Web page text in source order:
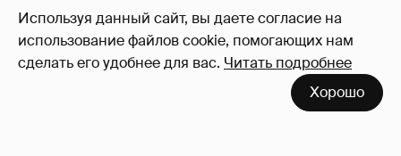
Используя данный сайт, вы даете согласие на
использование файлов cookie, помогающих нам
сделать его удобнее для вас. Читать подробнее
Хорошо
8
Войдите в аккаунт, чтобы читать и
оставлять комментарии